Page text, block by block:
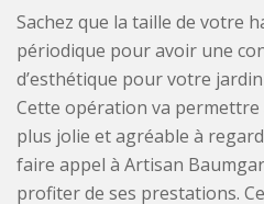
Sachez que la taille de votre
périodique pour avoir une
d’esthétique pour votre
Cette opération va
plus jolie et agréable à
faire appel à Artisan
profiter de ses prestations.